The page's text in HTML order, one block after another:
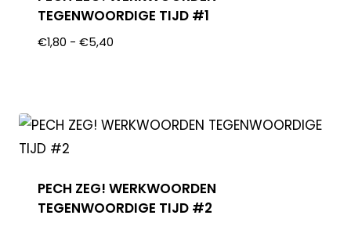
TEGENWOORDIGE TIJD #1
€1,80 - €5,40
PECH ZEG! WERKWOORDEN
TEGENWOORDIGE TIJD #2